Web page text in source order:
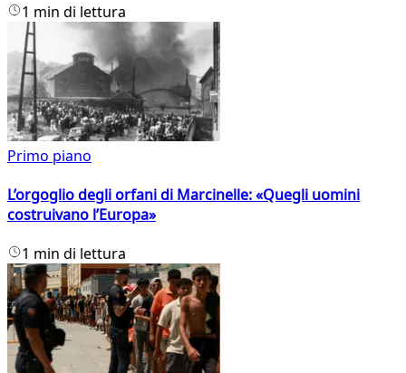
1 min di lettura
Primo piano
L’orgoglio degli orfani di Marcinelle: «Quegli uomini
costruivano l’Europa»
1 min di lettura